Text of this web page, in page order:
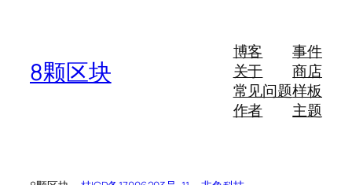
8颗区块
博客
关于
常见问题
作者
事件
商店
样板
主题